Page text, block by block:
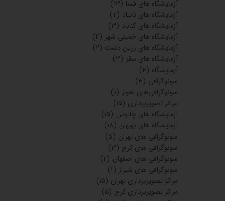
آزمایشگاه های فسا (۱۳)
آزمایشگاه های تابیاد (۲)
آزمایشگاه های گناباد (۳)
آزمایشگاه های خمینی شهر (۴)
آزمایشگاه های زرین دشت (۲)
آزمایشگاه های سقز (۳)
آزمایشگاه (۴)
سونوگرافی (۳)
سونوگرافی‌های اهواز (۱)
مراکز تصویربرداری (۱۵)
آزمایشگاه های چالوس (۱۵)
آزمایشگاه های بهبهان (۱۸)
سونوگرافی های تهران (۵)
سونوگرافی های کرج (۳)
سونوگرافی های اصفهان (۲)
سونوگرافی های شیراز (۱)
مراکز تصویربرداری تهران (۱۵)
مراکز تصویربرداری کرج (۵)